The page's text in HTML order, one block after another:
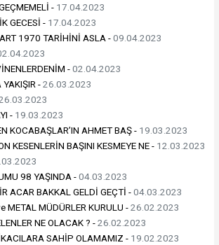
- 17.04.2023
GECESİ - 17.04.2023
1970 TARİHİNİ ASLA -09.04.2023
-02.04.2023
-26.03.2023
- 19.03.2023
KOCABAŞLAR’IN AHMET BAŞ - 19.03.2023
KESENLERİN BAŞINI KESMEYE NE - 12.03.2023
98 YAŞINDA -04.03.2023
ACAR BAKKAL GELDİ GEÇTİ -04.03.2023
METAL MÜDÜRLER KURULU -26.02.2023
NE OLACAK ? -26.02.2023
SAHİP OLAMAMIZ - 19.02.2023